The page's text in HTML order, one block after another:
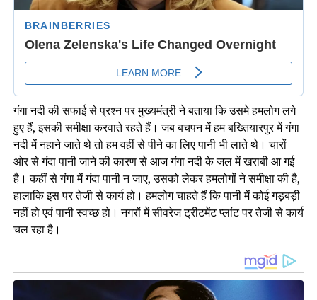
गंगा नदी की सफाई से प्रश्न पर मुख्यमंत्री ने बताया कि उसमे हमलोग लगे
हुए हैं, इसकी समीक्षा करवाते रहते हैं। जब बचपन में हम बख्तियारपुर में गंगा
नदी में नहाने जाते थे तो हम वहीं से पीने का लिए पानी भी लाते थे। चारों
ओर से गंदा पानी जाने की कारण से आज गंगा नदी के जल में खराबी आ गई
है। कहीं से गंगा में गंदा पानी न जाए, उसको लेकर हमलोगों ने समीक्षा की है,
हालाकि इस पर तेजी से कार्य हो। हमलोग चाहते हैं कि पानी में कोई गड़बड़ी
नहीं हो एवं पानी स्वच्छ हो। नगरों में सीवरेज ट्रीटमेंट प्लांट पर तेजी से कार्य
चल रहा है।